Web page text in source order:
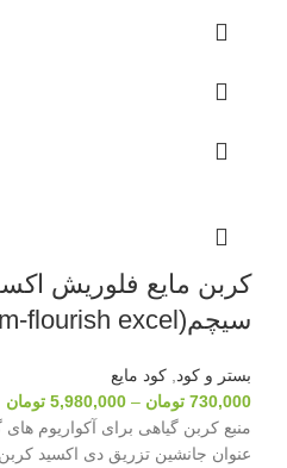
کربن مایع فلوریش
سیچم(seachem-flourish excel)
بستر و کود
کود مایع
730,000 تومان –
5,980,000 تومان
منبع کربن گیاهی برای آکواریوم
عنوان جانشین تزریق دی اکسید